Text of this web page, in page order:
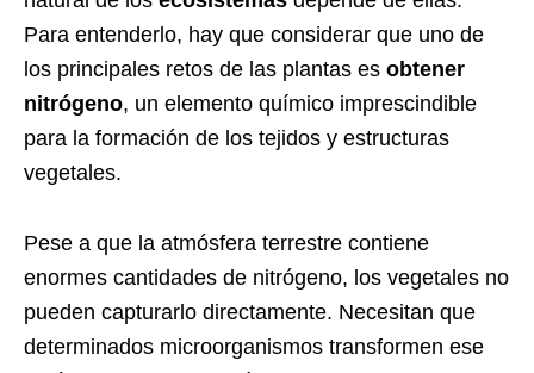
Para entenderlo, hay que considerar que uno de
los principales retos de las plantas es obtener
nitrógeno, un elemento químico imprescindible
para la formación de los tejidos y estructuras
vegetales.
Pese a que la atmósfera terrestre contiene
enormes cantidades de nitrógeno, los vegetales no
pueden capturarlo directamente. Necesitan que
determinados microorganismos transformen ese